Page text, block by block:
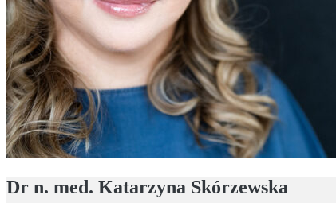
Dr n. med. Katarzyna Skórzewska